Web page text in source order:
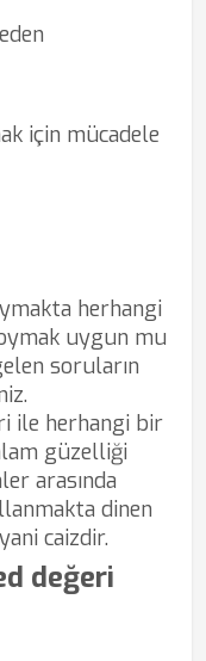
için mücadele
herhangi
uygun mu
soruların
ile herhangi bir
güzelliği
arasında
dinen
caizdir.
değeri